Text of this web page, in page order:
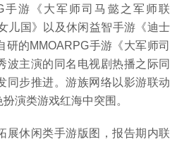
手游《大军师司马懿之军师联
儿国》以及休闲益智手游《迪士
研的MMOARPG手游《大军师司
波主演的同名电视剧热播之际同
同步推进。游族网络以影游联动
演类游戏红海中突围。
展休闲类手游版图，报告期内联